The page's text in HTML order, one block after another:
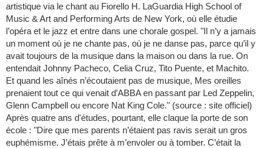
artistique via le chant au Fiorello H. LaGuardia High School of
Music & Art and Performing Arts de New York, où elle étudie
l’opéra et le jazz et entre dans une chorale gospel. "Il n’y a jamais
un moment où je ne chante pas, où je ne danse pas, parce qu’il y
avait toujours de la musique dans la maison ou dans la rue. On
entendait Johnny Pacheco, Celia Cruz, Tito Puente, et Machito.
Et quand les aînés n’écoutaient pas de musique, Mes oreilles
prenaient tout ce qui venait d’ABBA en passant par Led Zeppelin,
Glenn Campbell ou encore Nat King Cole." (source : site officiel)
Après quatre ans d'études, pourtant, elle claque la porte de son
école : "Dire que mes parents n’étaient pas ravis serait un gros
euphémisme. J’étais prête à m’envoler ou à tomber. C’était la